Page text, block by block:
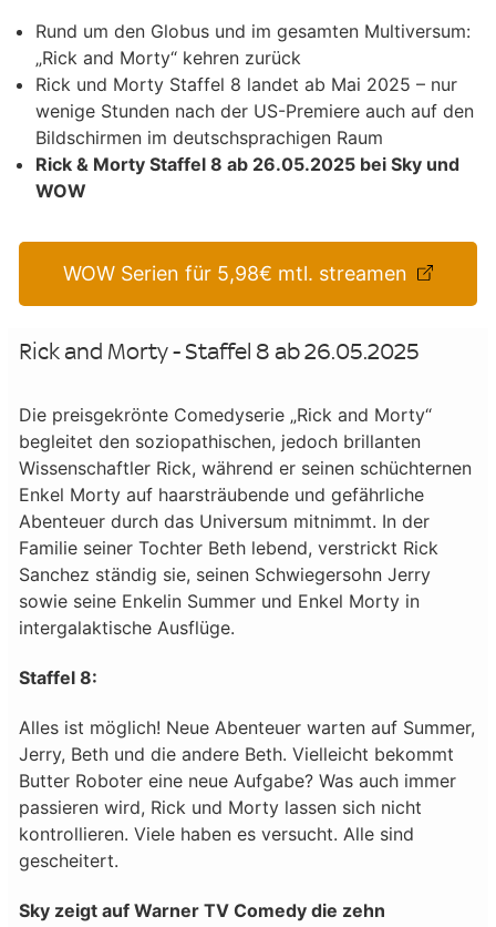
Rund um den Globus und im gesamten Multiversum:
„Rick and Morty“ kehren zurück
Rick und Morty Staffel 8 landet ab Mai 2025 – nur
wenige Stunden nach der US-Premiere auch auf den
Bildschirmen im deutschsprachigen Raum
Rick & Morty Staffel 8 ab 26.05.2025 bei Sky und
WOW
WOW Serien für 5,98€ mtl. streamen
Rick and Morty - Staffel 8 ab 26.05.2025
Die preisgekrönte Comedyserie „Rick and Morty“
begleitet den soziopathischen, jedoch brillanten
Wissenschaftler Rick, während er seinen schüchternen
Enkel Morty auf haarsträubende und gefährliche
Abenteuer durch das Universum mitnimmt. In der
Familie seiner Tochter Beth lebend, verstrickt Rick
Sanchez ständig sie, seinen Schwiegersohn Jerry
sowie seine Enkelin Summer und Enkel Morty in
intergalaktische Ausflüge.
Staffel 8:
Alles ist möglich! Neue Abenteuer warten auf Summer,
Jerry, Beth und die andere Beth. Vielleicht bekommt
Butter Roboter eine neue Aufgabe? Was auch immer
passieren wird, Rick und Morty lassen sich nicht
kontrollieren. Viele haben es versucht. Alle sind
gescheitert.
Sky zeigt auf Warner TV Comedy die zehn